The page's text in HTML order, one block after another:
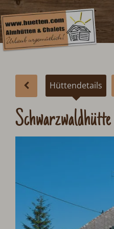
Hüttendetails